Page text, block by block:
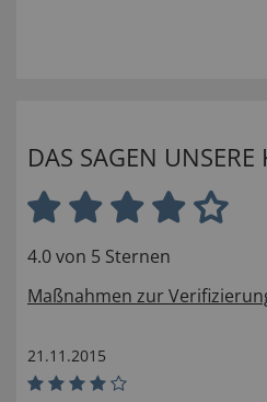
DAS SAGEN UNSERE
4.0 von 5 Sternen
Maßnahmen zur
21.11.2015